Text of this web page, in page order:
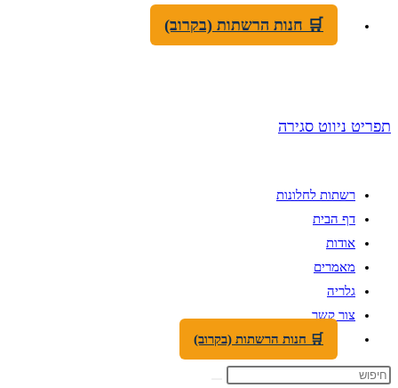
🛒 חנות הרשתות (בקרוב)
תפריט ניווט סגירה
רשתות לחלונות
דף הבית
אודות
מאמרים
גלריה
צור קשר
🛒 חנות הרשתות (בקרוב)